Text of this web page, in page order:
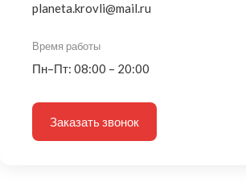
planeta.krovli@mail.ru
Время работы
Пн–Пт: 08:00 – 20:00
Заказать звонок